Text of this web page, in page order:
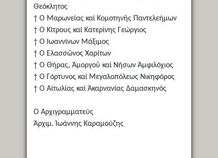
Θεόκλητος
† Ὁ Μαρωνείας καί Κομοτηνῆς Παντελεήμων
† Ὁ Κίτρους καί Κατερίνης Γεώργιος
† Ὁ Ἰωαννίνων Μάξιμος
† Ὁ Ἐλασσῶνος Χαρίτων
† Ὁ Θήρας, Ἀμοργοῦ καί Νήσων Ἀμφιλόχιος
† Ὁ Γόρτυνος καί Μεγαλοπόλεως Νικηφόρος
† Ὁ Αἰτωλίας καί Ἀκαρνανίας Δαμασκηνός
Ὁ Ἀρχιγραμματεύς
Ἀρχιμ. Ἰωάννης Καραμούζης